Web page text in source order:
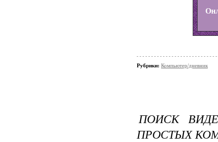
Рубрики: Компьютер/дневник
ПОИСК
ПРОСТЫХ